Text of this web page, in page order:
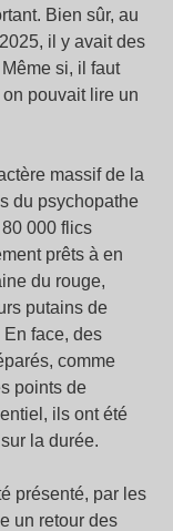
Bien sûr, au
il y avait des
si, il faut
pouvait lire un
massif de la
du psychopathe
000 flics
prêts à en
du rouge,
putains de
face, des
comme
points de
ils ont été
la durée.
présenté, par les
un retour des